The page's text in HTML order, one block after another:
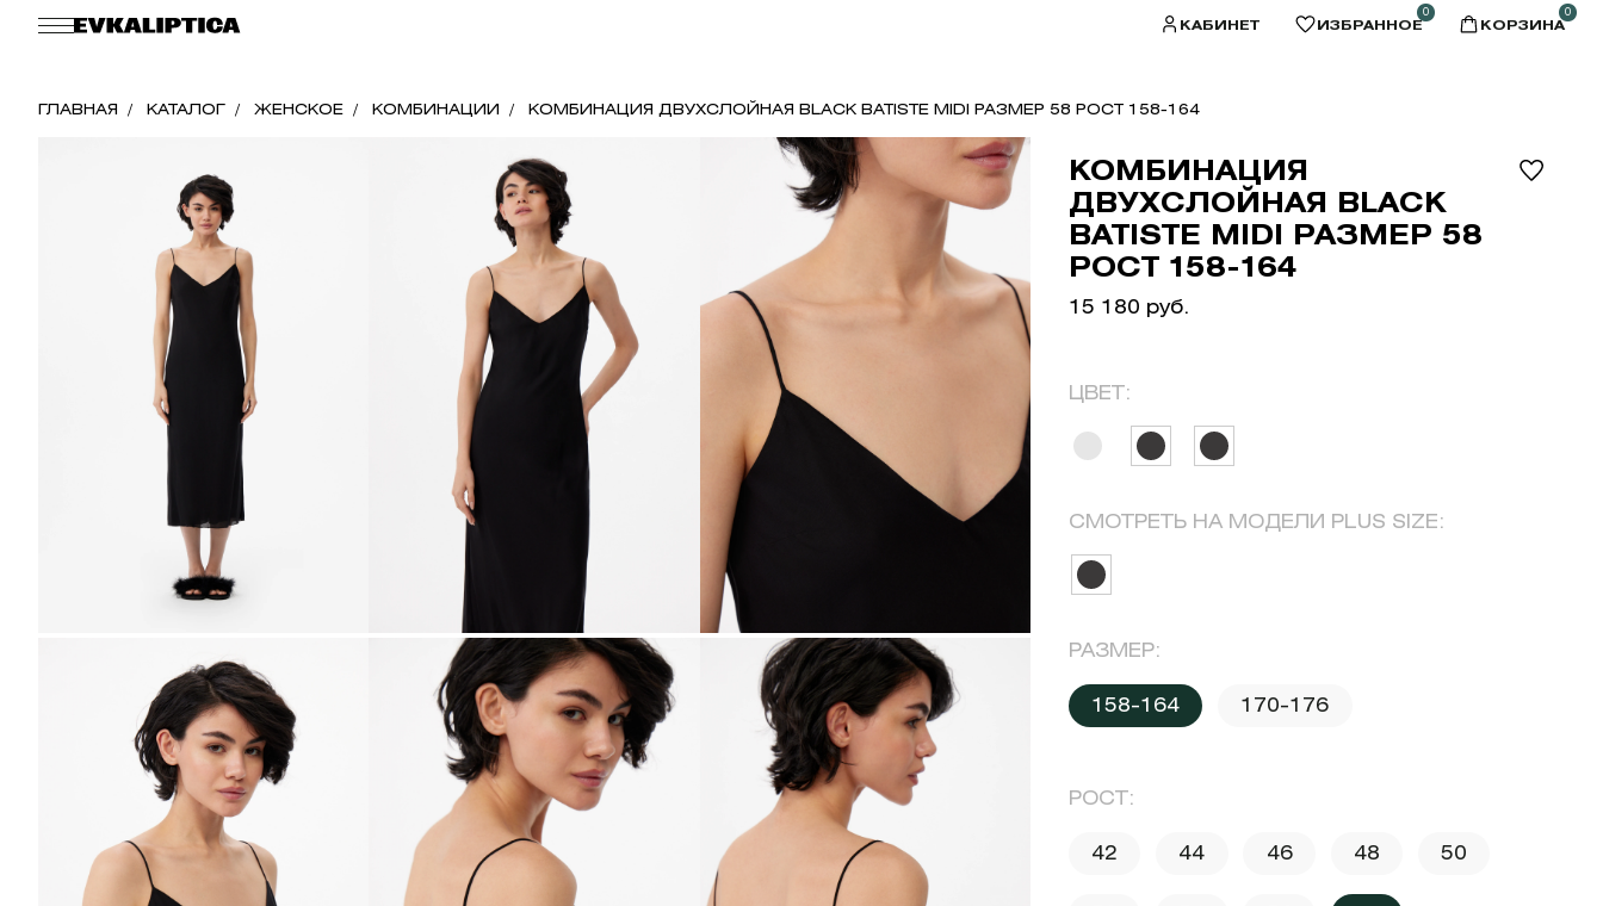
КАБИНЕТ ИЗБРАННОЕ
0
КОРЗИНА
0
ГЛАВНАЯ КАТАЛОГ ЖЕНСКОЕ КОМБИНАЦИИ КОМБИНАЦИЯ ДВУХСЛОЙНАЯ BLACK BATISTE MIDI РАЗМЕР 58 РОСТ 158-164
КОМБИНАЦИЯ
ДВУХСЛОЙНАЯ BLACK
BATISTE MIDI РАЗМЕР 58
РОСТ 158-164
15 180 руб.
ЦВЕТ:
СМОТРЕТЬ НА МОДЕЛИ PLUS SIZE:
РАЗМЕР:
158-164 170-176
РОСТ:
42 44 46 48 50